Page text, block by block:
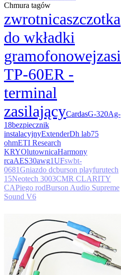
Chmura tagów
zwrotnicaszczotka
do wkładki
gramofonowejzasi
TP-60ER -
terminal
zasilającyCardasG-320Ag-
18bezpiecznik
instalacyjnyExtenderDh lab75
ohmETI Research
KRYOlutownicaHarmony
rcaAES30awg1UFswbt-
0681Gniazdo dcburson playfurutech
15Neotech 3003CMR CLARITY
CAPiego rodBurson Audio Supreme
Sound V6